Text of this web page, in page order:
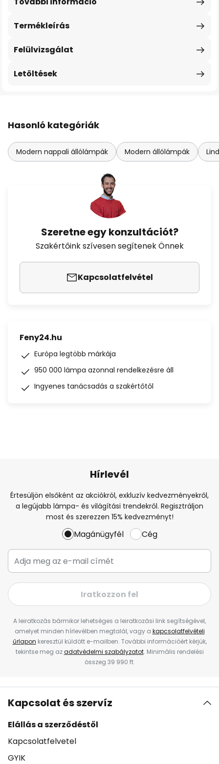
Termékleírás
Felülvizsgálat
Letöltések
Hasonló kategóriák
Modern nappali állólámpák Modern állólámpák
Szeretne egy konzultációt?
Szakértőink szívesen segítenek Önnek
Kapcsolatfelvétel
Feny24.hu
Európa legtöbb márkája
950 000 lámpa azonnal rendelkezésre áll
Ingyenes tanácsadás a szakértőtől
Hírlevél
Értesüljön elsőként az akciókról, exkluzív kedvezményekről,
a legújabb lámpa- és világítási trendekről. Regisztráljon
most és szerezzen 15% kedvezményt!
Magánügyfél Cég
Iratkozzon fel
A leiratkozás bármikor lehetséges a leiratkozási link segítségével,
amelyet minden hírlevélben megtalál, vagy a kapcsolatfelvételi
űrlapon keresztül küldött e-mailben. További információért kérjük,
tekintse meg azadatvédelmi szabályzatot. Minimális rendelési
összeg 39 990 ft.
Kapcsolat és szervíz
Elállás a szerződéstől
Kapcsolatfelvetel
GYIK